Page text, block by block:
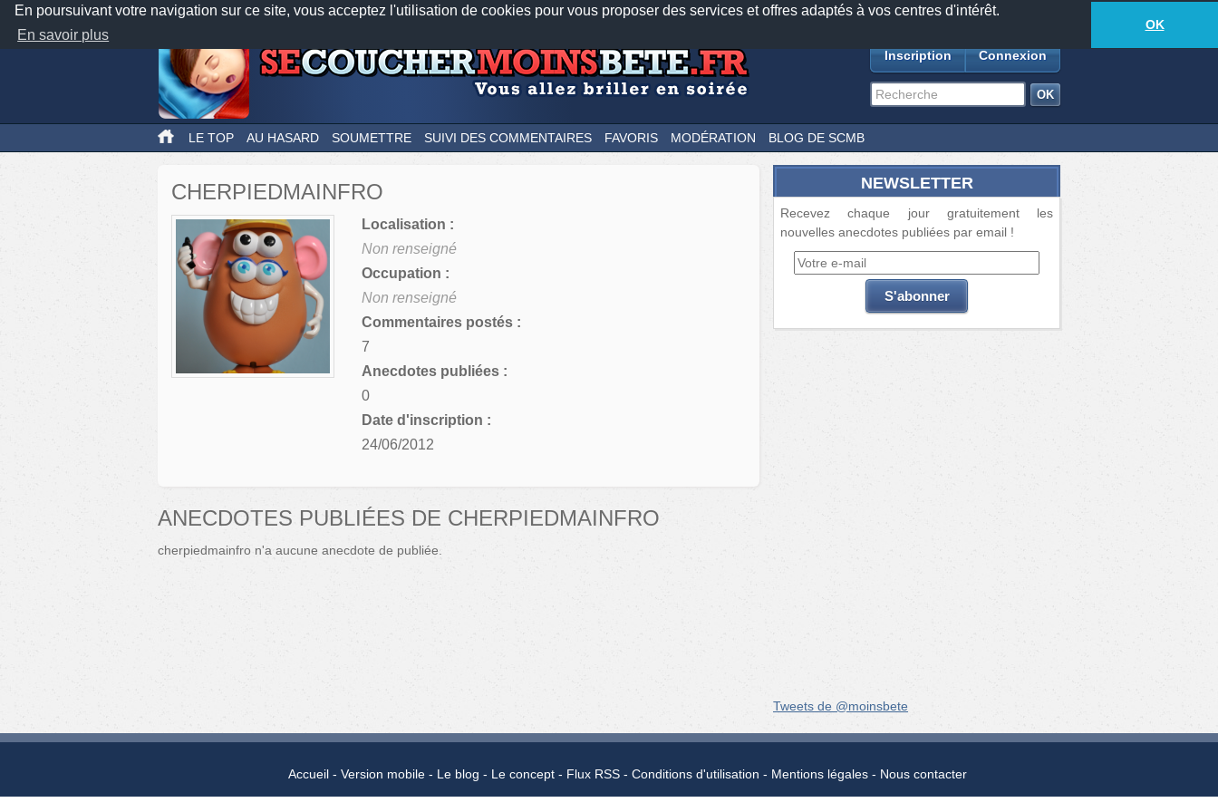
En poursuivant votre navigation sur ce site, vous acceptez l'utilisation de cookies pour vous proposer des services et offres adaptés à vos centres d'intérêt.
En savoir plus
OK
Nos applications mobiles Newsletter Facebook
TwitterFeeds18881anecdotes-552lecteurs connectés
Inscription Connexion
LE TOP AU HASARD SOUMETTRE SUIVI DES COMMENTAIRES FAVORIS MODÉRATION BLOG DE SCMB
CHERPIEDMAINFRO
Localisation :
Non renseigné
Occupation :
Non renseigné
Commentaires postés :
7
Anecdotes publiées :
0
Date d'inscription :
24/06/2012
ANECDOTES PUBLIÉES DE CHERPIEDMAINFRO
cherpiedmainfro n'a aucune anecdote de publiée.
NEWSLETTER
Recevez chaque jour gratuitement les
nouvelles anecdotes publiées par email !
Tweets de @moinsbete
Accueil Version mobile Le blog Le concept Flux RSS Conditions d'utilisation Mentions légales Nous contacter